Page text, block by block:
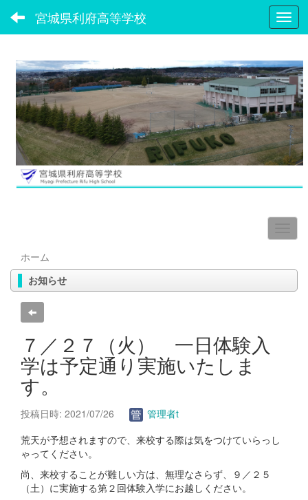
宮城県利府高等学校
ホーム
お知らせ
７／２７（火） 一日体験入
学は予定通り実施いたしま
す。
投稿日時: 2021/07/26
管理者t
荒天が予想されますので、来校する際は気をつけていらっし
ゃってください。
尚、来校することが難しい方は、無理なさらず、９／２５
（土）に実施する第２回体験入学にお越しください。